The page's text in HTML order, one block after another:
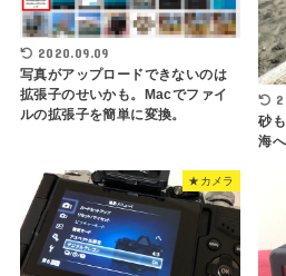
2020.09.09
写真がアップロードできないのは
拡張子のせいかも。Macでファイ
ルの拡張子を簡単に変換。
砂
海
★カメラ